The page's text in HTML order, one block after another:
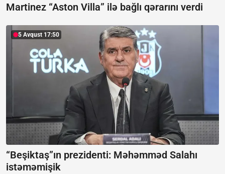
Martinez “Aston Villa” ilə bağlı qərarını verdi
5 Avqust 17:50
“Beşiktaş”ın prezidenti: Məhəmməd Salahı
istəməmişik